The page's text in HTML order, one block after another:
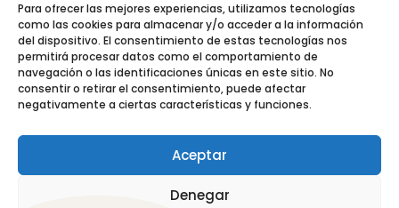
Para ofrecer las mejores experiencias, utilizamos tecnologías
como las cookies para almacenar y/o acceder a la información
del dispositivo. El consentimiento de estas tecnologías nos
permitirá procesar datos como el comportamiento de
navegación o las identificaciones únicas en este sitio. No
consentir o retirar el consentimiento, puede afectar
negativamente a ciertas características y funciones.
Aceptar
Denegar
Nuestra localización y perfil de Google